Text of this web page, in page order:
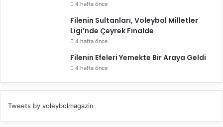
4 hafta önce
Filenin Sultanları, Voleybol Milletler
Ligi’nde Çeyrek Finalde
4 hafta önce
Filenin Efeleri Yemekte Bir Araya Geldi
4 hafta önce
Tweets by voleybolmagazin